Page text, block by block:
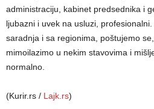
administraciju, kabinet predsednika i
ljubazni i uvek na usluzi,
saradnja i sa regionima, poštujemo
mimoilazimo u nekim stavovima i
normalno.
(Kurir.rs / Lajk.rs)